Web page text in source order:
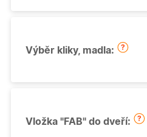
Výběr kliky, madla:
Vložka "FAB" do dveří: